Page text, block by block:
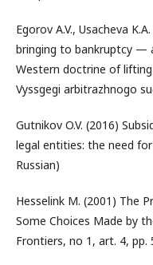
Egorov A.V., Usacheva
bringing to bankruptcy —
Western doctrine of
Vyssgegi arbitrazhnogo
Gutnikov O.V. (2016)
legal entities: the need
Russian)
Hesselink M. (2001) The
Some Choices Made by
Frontiers, no 1, art. 4, pp.